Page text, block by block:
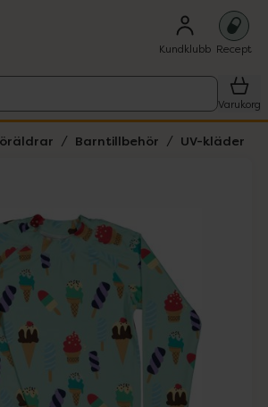
Kundklubb Recept
Varukorg
Barntillbehör UV-kläder
1 objekt.